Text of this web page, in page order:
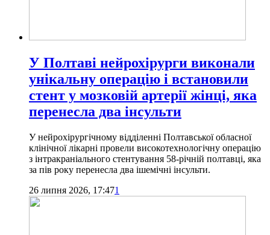
У Полтаві нейрохірурги виконали
унікальну операцію і встановили
стент у мозковій артерії жінці, яка
перенесла два інсульти
У нейрохірургічному відділенні Полтавської обласної
клінічної лікарні провели високотехнологічну операцію
з інтракраніального стентування 58-річній полтавці, яка
за пів року перенесла два ішемічні інсульти.
26 липня 2026, 17:471